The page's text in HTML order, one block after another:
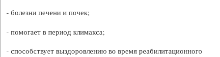
- болезни печени и почек;
- помогает в период климакса;
- способствует выздоровлению во время реабилитационного